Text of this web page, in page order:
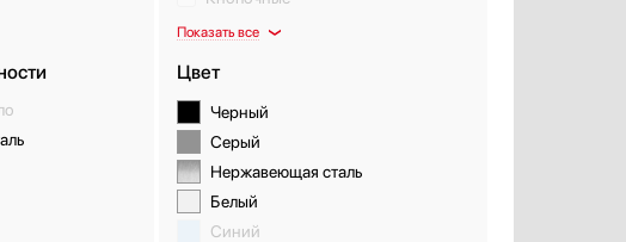
Показать все
Цвет
Черный
Серый
Нержавеющая сталь
Белый
Синий